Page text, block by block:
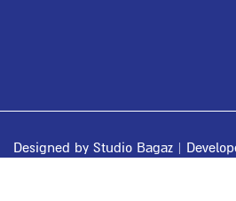
Designed by Studio Bagaz |